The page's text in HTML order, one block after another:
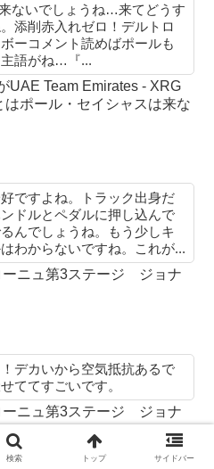
ないでしょうね…来てどうす
添削赤入れゼロ！デルトロ
ーコメント読めばポールも
語がね…『...
UAE Team Emirates - XRG
ポール・セイシャスは来な
ですよね。トラック出身だ
ドルとペダルに押し込んで
んでしょうね。もう少しキ
わからないですね。これが...
ーニュ第3ステージ ジョナ
デカいから空気抵抗あるで
ててすごいです。
ーニュ第3ステージ ジョナ
検索 トップ サイドバー